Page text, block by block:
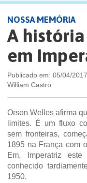
NOSSA MEMÓRIA
A
em
Publicado em: 05/04/
William Castro
Orson Welles afirma
limites. É um fluxo
sem fronteiras,
1895 na França com
Em, Imperatriz
conhecido
1950.